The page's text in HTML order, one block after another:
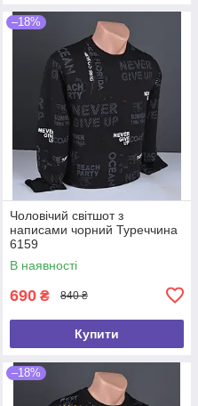
–18%
Чоловічий світшот з
написами чорний Туреччина
6159
В наявності
690 ₴ 840 ₴
Купити
–18%